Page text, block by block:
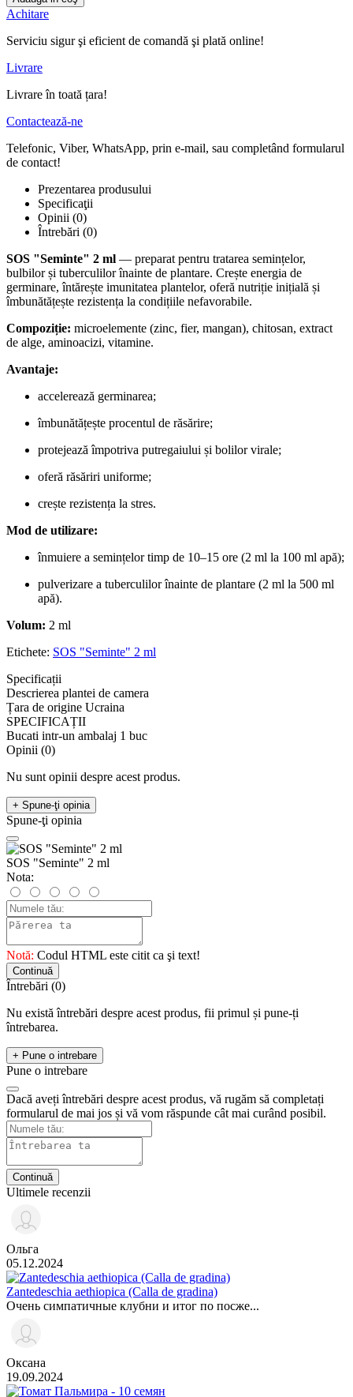
Achitare
Serviciu sigur şi eficient de comandă şi plată online!
Livrare
Livrare în toată țara!
Contactează-ne
Telefonic, Viber, WhatsApp, prin e-mail, sau completând formularul
de contact!
Prezentarea produsului
Specificaţii
Opinii (0)
Întrebări (0)
SOS "Seminte" 2 ml — preparat pentru tratarea semințelor,
bulbilor și tuberculilor înainte de plantare. Crește energia de
germinare, întărește imunitatea plantelor, oferă nutriție inițială și
îmbunătățește rezistența la condițiile nefavorabile.
Compoziție: microelemente (zinc, fier, mangan), chitosan, extract
de alge, aminoacizi, vitamine.
Avantaje:
accelerează germinarea;
îmbunătățește procentul de răsărire;
protejează împotriva putregaiului și bolilor virale;
oferă răsăriri uniforme;
crește rezistența la stres.
Mod de utilizare:
înmuiere a semințelor timp de 10–15 ore (2 ml la 100 ml apă);
pulverizare a tuberculilor înainte de plantare (2 ml la 500 ml
apă).
Volum: 2 ml
Etichete: SOS "Seminte" 2 ml
Specificații
Descrierea plantei de camera
Țara de origine Ucraina
SPECIFICAȚII
Bucati intr-un ambalaj 1 buc
Opinii (0)
Nu sunt opinii despre acest produs.
+ Spune-ţi opinia
Spune-ţi opinia
SOS "Seminte" 2 ml
Nota:
Notă: Codul HTML este citit ca şi text!
Continuă
Întrebări (0)
Nu există întrebări despre acest produs, fii primul și pune-ți
întrebarea.
+ Pune o intrebare
Pune o intrebare
Dacă aveți întrebări despre acest produs, vă rugăm să completați
formularul de mai jos și vă vom răspunde cât mai curând posibil.
Continuă
Ultimele recenzii
Ольга
05.12.2024
Zantedeschia aethiopica (Calla de gradina)
Очень симпатичные клубни и итог по посже...
Оксана
19.09.2024